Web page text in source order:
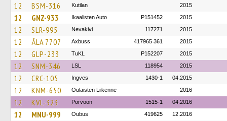
12 BSM-316 Kutilan 2015
12 GNZ-933 Ikaalisten Auto P151452 2015
12 SLR-995 Nevakivi 117271 2015
12 ÅLA 7707 Axbuss 417965 361 2015
12 GLP-233 TuKL P152207 2015
12 SNM-346 LSL 118954 2015
12 CRC-105 Ingves 1430-1 04.2015
12 KNM-650 Oulaisten Liikenne 2016
12 KVL-323 Porvoon 1515-1 04.2016
12 MNU-999 Oubus 419625 12.2016